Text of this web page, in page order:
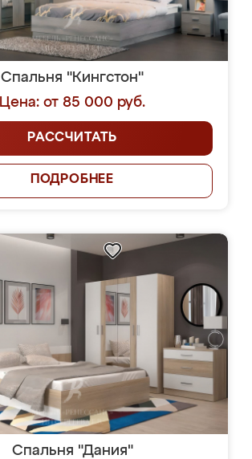
Спальня "Кингстон"
Цена: от 85 000 руб.
РАССЧИТАТЬ
ПОДРОБНЕЕ
Спальня "Дания"